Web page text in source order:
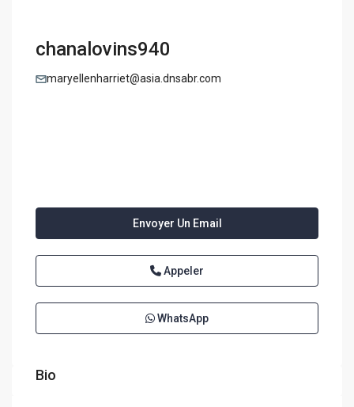
chanalovins940
maryellenharriet@asia.dnsabr.com
Envoyer Un Email
Appeler
WhatsApp
Bio